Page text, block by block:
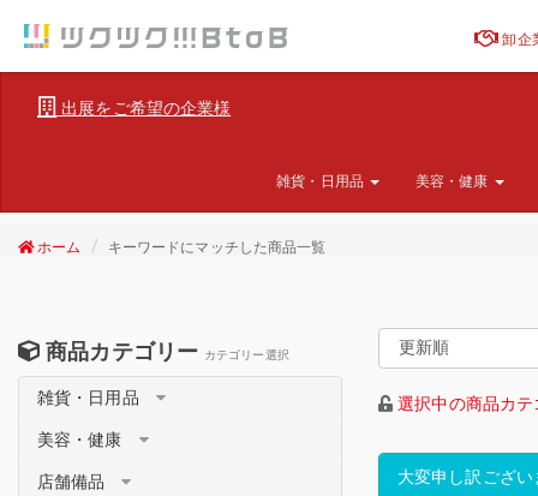
卸企
出展をご希望の企業様
雑貨・日用品 美容・健康
ホーム キーワードにマッチした商品一覧
商品カテゴリー カテゴリー選択
雑貨・日用品
美容・健康
店舗備品
選択中の商品カ
大変申し訳ござい